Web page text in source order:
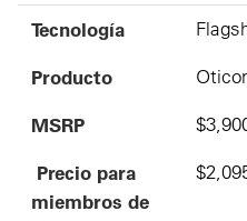
Tecnología
Producto
MSRP
Precio para miembros de
Tecnología
Producto
MSRP
Precio para
miembros de